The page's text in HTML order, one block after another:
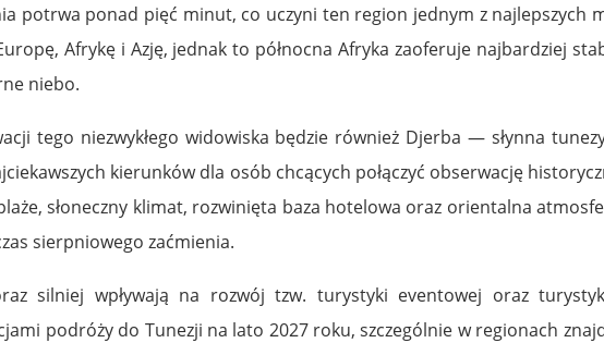
potrwa ponad pięć minut, co uczyni ten region jednym z najlepszych
Afrykę i Azję, jednak to północna Afryka zaoferuje najbardziej
niebo.
tego niezwykłego widowiska będzie również Djerba — słynna
kierunków dla osób chcących połączyć obserwację
słoneczny klimat, rozwinięta baza hotelowa oraz orientalna
sierpniowego zaćmienia.
silniej wpływają na rozwój tzw. turystyki eventowej oraz
podróży do Tunezji na lato 2027 roku, szczególnie w regionach